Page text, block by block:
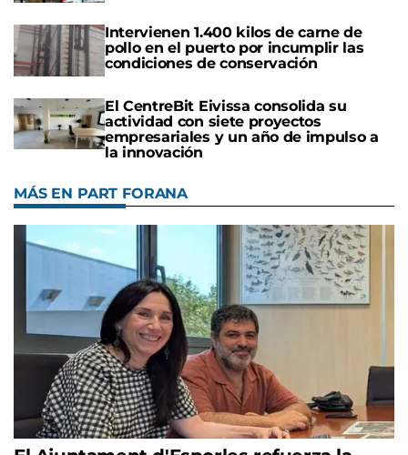
Intervienen 1.400 kilos de carne de
pollo en el puerto por incumplir las
condiciones de conservación
El CentreBit Eivissa consolida su
actividad con siete proyectos
empresariales y un año de impulso a
la innovación
MÁS EN PART FORANA